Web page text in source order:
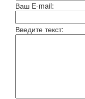
Ваш E-mail:
Введите текст: